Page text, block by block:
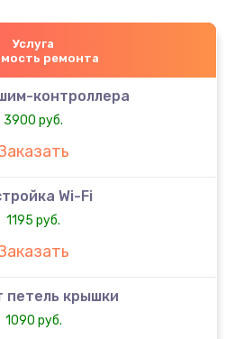
Услуга
ремонта
контроллера
3900 руб.
Wi-Fi
1195 руб.
петель крышки
1090 руб.